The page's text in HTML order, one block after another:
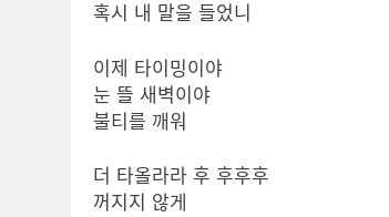
혹시 내 말을 들었니
이제 타이밍이야
눈 뜰 새벽이야
불티를 깨워
더 타올라라 후 후후후
꺼지지 않게